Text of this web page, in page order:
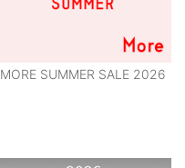
MORE SUMMER SALE 2026